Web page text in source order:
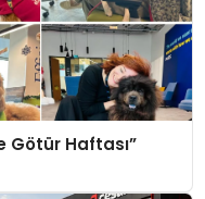
Götür Haftası”